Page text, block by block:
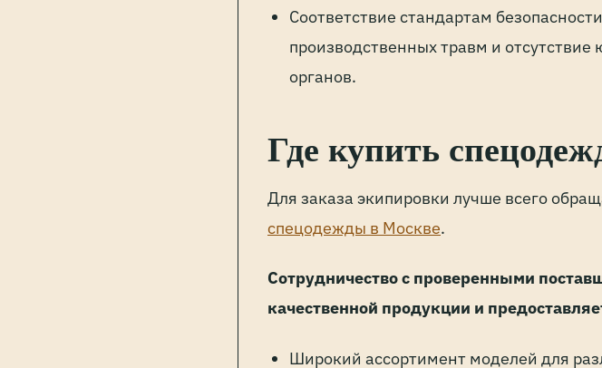
Соответствие стандартам
производственных травм и
органов.
Где купить
Для заказа экипировки лучше всего
спецодежды в Москве.
Сотрудничество с проверенными
качественной продукции и
Широкий ассортимент моделей для